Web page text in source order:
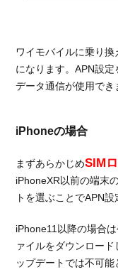
ワイモバイルに乗り換
になります。APN設
データ通信が使用でき
iPhoneの場合
まずあらかじめSIM
iPhoneXR以前の端末
トを選ぶことでAPN設
iPhone11以降の場合
ァイルをダウンロー
ップデートでは不可能